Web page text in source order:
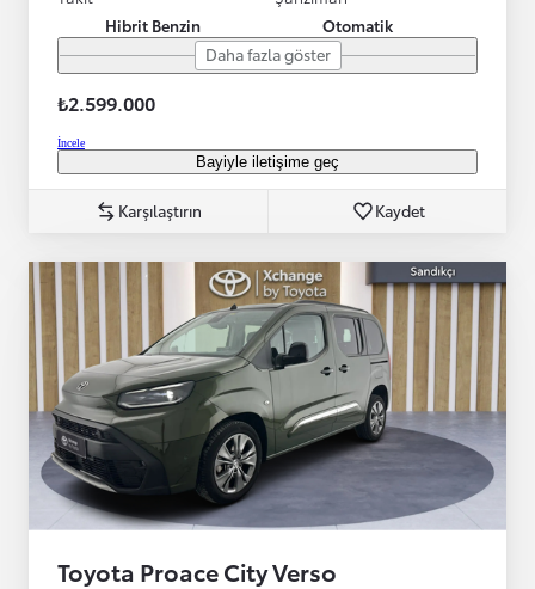
Hibrit Benzin
Otomatik
Daha fazla göster
₺2.599.000
İncele
Bayiyle iletişime geç
Karşılaştırın Kaydet
Toyota Proace City Verso